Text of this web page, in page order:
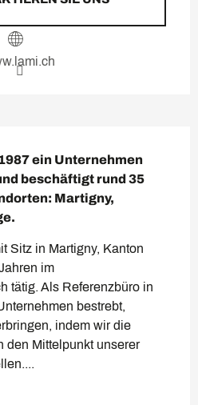
ein Unternehmen
beschäftigt rund 35
Martigny,
Sitz in Martigny, Kanton
im
tätig. Als Referenzbüro in
bestrebt,
indem wir die
den Mittelpunkt unserer